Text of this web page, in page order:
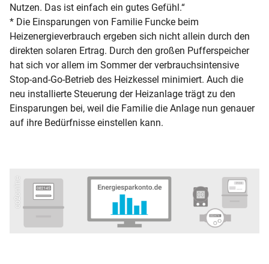
Nutzen. Das ist einfach ein gutes Gefühl.“
* Die Einsparungen von Familie Funcke beim
Heizenergieverbrauch ergeben sich nicht allein durch den
direkten solaren Ertrag. Durch den großen Pufferspeicher
hat sich vor allem im Sommer der verbrauchsintensive
Stop-and-Go-Betrieb des Heizkessel minimiert. Auch die
neu installierte Steuerung der Heizanlage trägt zu den
Einsparungen bei, weil die Familie die Anlage nun genauer
auf ihre Bedürfnisse einstellen kann.
co2online